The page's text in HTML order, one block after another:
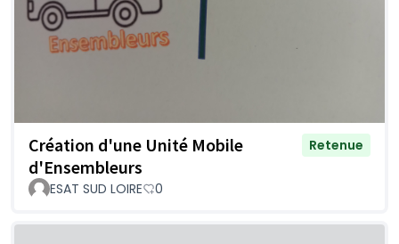
Création d'une Unité Mobile
d'Ensembleurs
Retenue
ESAT SUD LOIRE 0